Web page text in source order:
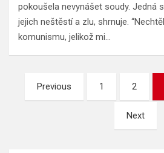
pokoušela nevynášet soudy. Jedná
jejich neštěstí a zlu, shrnuje.
komunismu, jelikož mi…
Stránkování
příspěvků
Previous 1 2
Next